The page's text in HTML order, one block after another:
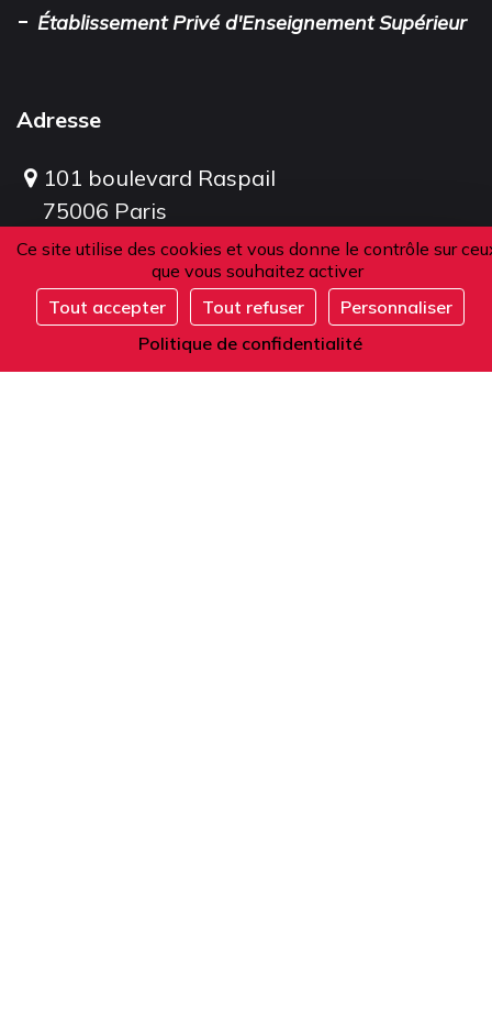
Ce site utilise des cookies et vous donne le contrôle sur
que vous souhaitez activer
Tout accepter
Tout refuser
Personnaliser
Politique de confidentialité
S'inscrire
- Établissement Privé d'Enseignement Supérieur
Adresse
101 boulevard Raspail
75006 Paris
France
Téléphone